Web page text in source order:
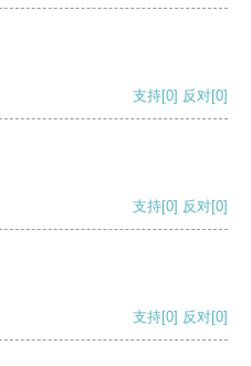
支持[0] 反对[0]
支持[0] 反对[0]
支持[0] 反对[0]